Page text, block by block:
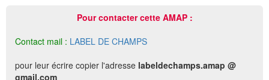
Pour contacter cette AMAP :
Contact mail : LABEL DE CHAMPS
pour leur écrire copier l'adresse labeldechamps.amap @
gmail.com